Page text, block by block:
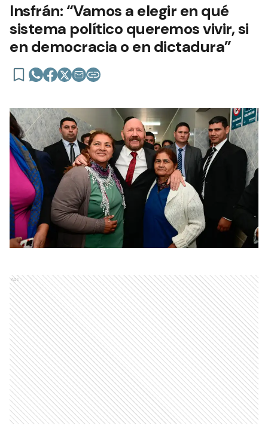
Insfrán: “Vamos a elegir en qué
sistema político queremos vivir, si
en democracia o en dictadura”
Ads